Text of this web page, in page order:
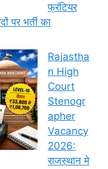
फ्रंटियर
पर भर्ती का
Rajastha
n High
Court
Stenogr
apher
Vacancy
2026:
राजस्थान मे